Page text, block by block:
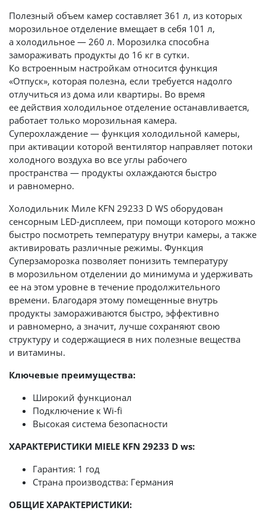
Полезный объем камер составляет 361 л, из которых
морозильное отделение вмещает в себя 101 л,
а холодильное — 260 л. Морозилка способна
замораживать продукты до 16 кг в сутки.
Ко встроенным настройкам относится функция
«Отпуск», которая полезна, если требуется надолго
отлучиться из дома или квартиры. Во время
ее действия холодильное отделение останавливается,
работает только морозильная камера.
Суперохлаждение — функция холодильной камеры,
при активации которой вентилятор направляет потоки
холодного воздуха во все углы рабочего
пространства — продукты охлаждаются быстро
и равномерно.
Холодильник Миле KFN 29233 D WS оборудован
сенсорным LED-дисплеем, при помощи которого можно
быстро посмотреть температуру внутри камеры, а также
активировать различные режимы. Функция
Суперзаморозка позволяет понизить температуру
в морозильном отделении до минимума и удерживать
ее на этом уровне в течение продолжительного
времени. Благодаря этому помещенные внутрь
продукты замораживаются быстро, эффективно
и равномерно, а значит, лучше сохраняют свою
структуру и содержащиеся в них полезные вещества
и витамины.
Ключевые преимущества:
Широкий функционал
Подключение к Wi-fi
Высокая система безопасности
ХАРАКТЕРИСТИКИ MIELE KFN 29233 D ws:
Гарантия: 1 год
Страна производства: Германия
ОБЩИЕ ХАРАКТЕРИСТИКИ: